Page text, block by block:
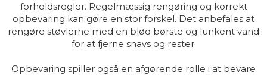
forholdsregler. Regelmæssig rengøring og korrekt
opbevaring kan gøre en stor forskel. Det anbefales at
rengøre støvlerne med en blød børste og lunkent vand
for at fjerne snavs og rester.
Opbevaring spiller også en afgørende rolle i at bevare